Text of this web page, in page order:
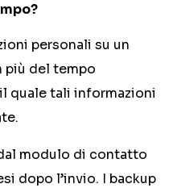
personali su un
più del tempo
quale tali informazioni
modulo di contatto
dopo l’invio. I backup